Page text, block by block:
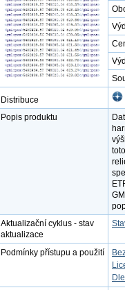
Distribuce
Popis produktu
Aktualizační cyklus - stav
aktualizace
Podmínky přístupu a použití